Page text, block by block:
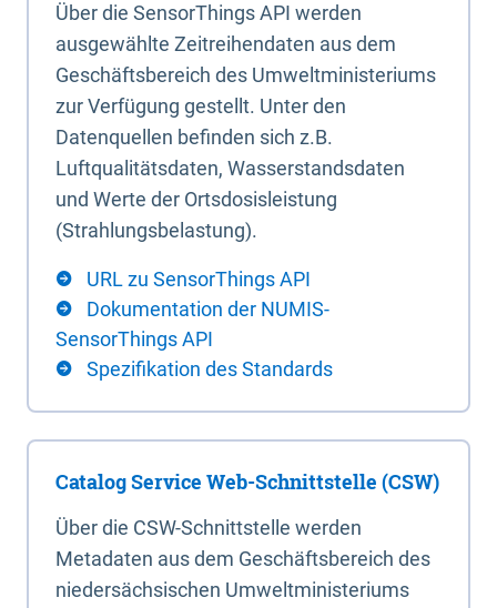
Über die SensorThings API werden
ausgewählte Zeitreihendaten aus dem
Geschäftsbereich des Umweltministeriums
zur Verfügung gestellt. Unter den
Datenquellen befinden sich z.B.
Luftqualitätsdaten, Wasserstandsdaten
und Werte der Ortsdosisleistung
(Strahlungsbelastung).
URL zu SensorThings API
Dokumentation der NUMIS-
SensorThings API
Spezifikation des Standards
Catalog Service Web-Schnittstelle (CSW)
Über die CSW-Schnittstelle werden
Metadaten aus dem Geschäftsbereich des
niedersächsischen Umweltministeriums